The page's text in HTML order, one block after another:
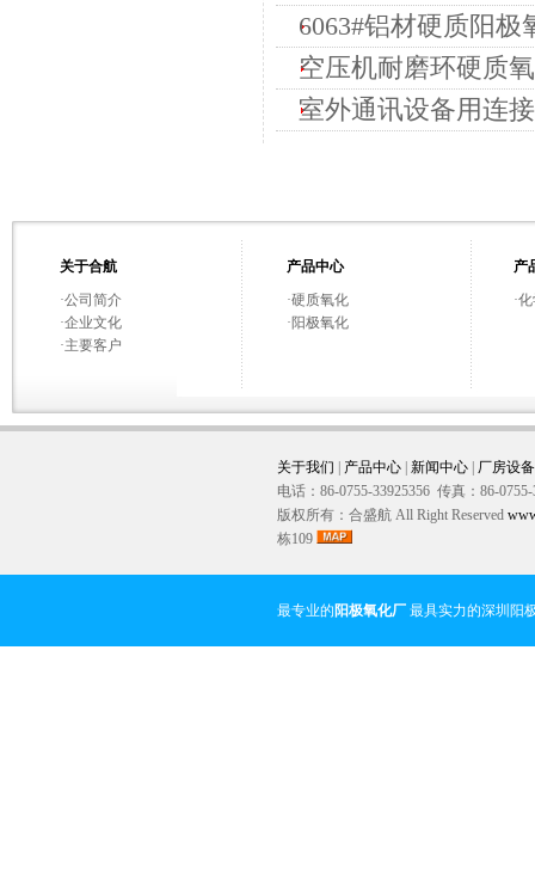
6063#铝材硬质阳极
空压机耐磨环硬质
室外通讯设备用连
关于合航
·公司简介
·企业文化
·主要客户
产品中心
·硬质氧化
·阳极氧化
产
·
关于我们 | 产品中心 | 新闻中心 | 厂房设备
电话：86-0755-33925356 传真：86-
版权所有：合盛航 All Right Reserved
栋109
最专业的阳极氧化厂 最具实力的深圳阳